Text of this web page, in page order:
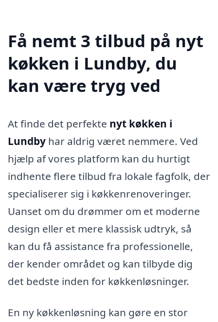
Få nemt 3 tilbud på nyt
køkken i Lundby, du
kan være tryg ved
At finde det perfekte nyt køkken i
Lundby har aldrig været nemmere. Ved
hjælp af vores platform kan du hurtigt
indhente flere tilbud fra lokale fagfolk, der
specialiserer sig i køkkenrenoveringer.
Uanset om du drømmer om et moderne
design eller et mere klassisk udtryk, så
kan du få assistance fra professionelle,
der kender området og kan tilbyde dig
det bedste inden for køkkenløsninger.
En ny køkkenløsning kan gøre en stor